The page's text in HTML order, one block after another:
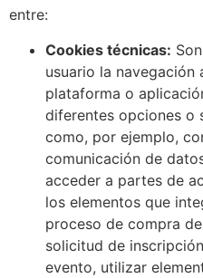
entre:
Cookies técnicas:
usuario la navegación
plataforma o
diferentes opciones o
como, por ejemplo,
comunicación de
acceder a partes de
los elementos que
proceso de compra
solicitud de
evento, utilizar